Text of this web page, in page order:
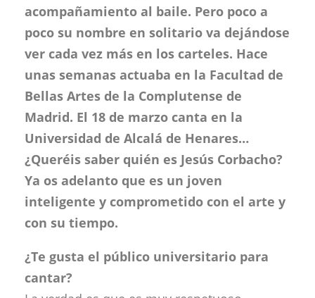
acompañamiento al baile. Pero poco a
poco su nombre en solitario va dejándose
ver cada vez más en los carteles. Hace
unas semanas actuaba en la Facultad de
Bellas Artes de la Complutense de
Madrid. El 18 de marzo canta en la
Universidad de Alcalá de Henares…
¿Queréis saber quién es Jesús Corbacho?
Ya os adelanto que es un joven
inteligente y comprometido con el arte y
con su tiempo.
¿Te gusta el público universitario para
cantar?